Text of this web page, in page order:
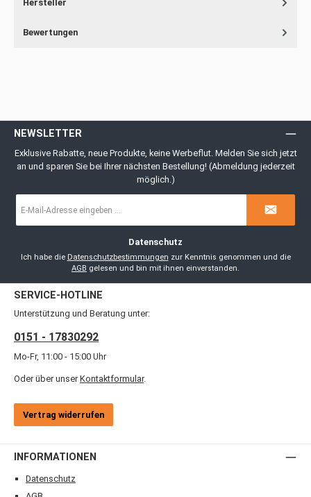
Hersteller
Bewertungen
NEWSLETTER
Exklusive Rabatte, neue Produkte, keine Werbeflut. Melden Sie sich jetzt
an und sparen Sie bei Ihrer nächsten Bestellung! (Abmeldung jederzeit
möglich.)
Mail-
Datenschutz
Ich habe die Datenschutzbestimmungen
zur Kenntnis genommen und die
AGB gelesen und bin mit ihnen einverstanden.
SERVICE-HOTLINE
Unterstützung und Beratung unter:
0151 - 17830292
Mo-Fr, 11:00 - 15:00 Uhr
Oder über unser Kontaktformular.
Vertrag widerrufen
INFORMATIONEN
Datenschutz